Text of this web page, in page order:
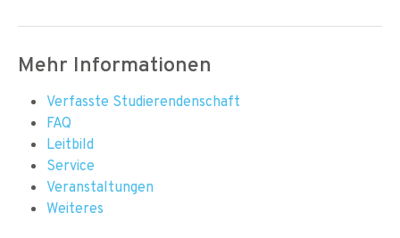
Mehr Informationen
Verfasste Studierendenschaft
FAQ
Leitbild
Service
Veranstaltungen
Weiteres